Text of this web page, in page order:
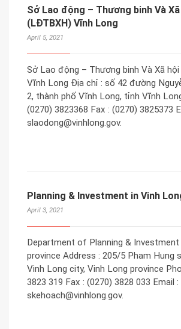
Sở Lao động – Thương binh Và
(LĐTBXH) Vĩnh Long
April 5, 2021
Sở Lao động – Thương binh Và Xã
Vĩnh Long Địa chỉ : số 42 đường
2, thành phố Vĩnh Long, tỉnh Vĩnh
(0270) 3823368 Fax : (0270) 3825373
slaodong@vinhlong.gov.
Planning & Investment in Vinh
April 3, 2021
Department of Planning & Investment
province Address : 205/5 Pham Hung
Vinh Long city, Vinh Long province
3823 319 Fax : (0270) 3828 033 Email :
skehoach@vinhlong.gov.